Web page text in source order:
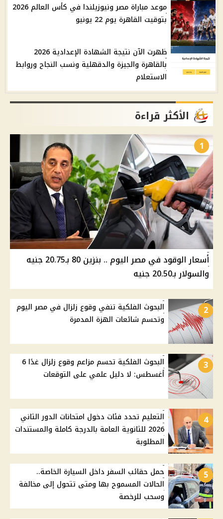
موعد مباراة مصر ونيوزيلندا في كأس العالم 2026
بتوقيت القاهرة يوم 22 يونيو
ظهرت الآن نتيجة الشهادة الإعدادية 2026
بالقاهرة والجيزة والدقهلية ونسب النجاح وروابط
الاستعلام
الأكثر قراءة
1
أسعار الوقود في مصر اليوم .. بنزين 80 بـ20.75 جنيه
والسولار بـ20.50 جنيه
2
البحوث الفلكية تنفي وقوع زلزال في مصر اليوم
وتحسم شائعات الهزة المدمرة
3
البحوث الفلكية تحسم مزاعم وقوع زلزال غدًا 6
أغسطس: لا دليل علمي على التوقعات
4
التعليم تحدد فئات دخول امتحانات الدور الثاني
2026 للثانوية العامة بالدرجة كاملة والمستندات
المطلوبة
5
حمل حقائب السفر داخل السيارة الخاصة..
الحالات المسموح بها ومتى تتحول إلى مخالفة
وسحب للرخصة